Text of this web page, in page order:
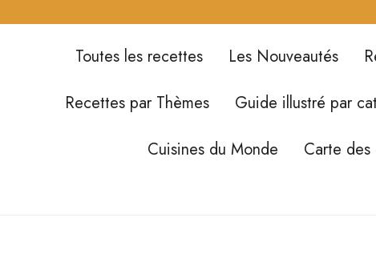
Toutes les recettes Les Nouveautés
Recettes par Thèmes
Guide illustré par
Cuisines du Monde
Carte des